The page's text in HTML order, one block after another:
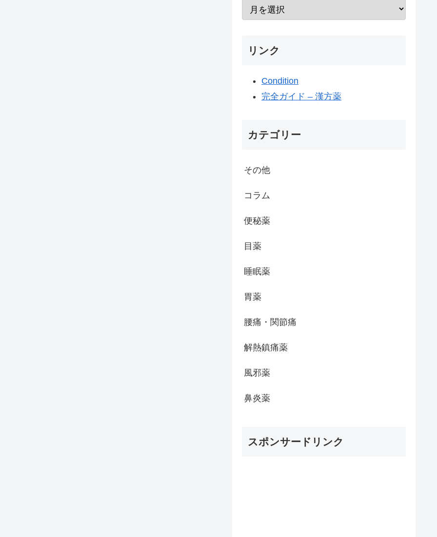
リンク
Condition
完全ガイド – 漢方薬
カテゴリー
その他
コラム
便秘薬
目薬
睡眠薬
胃薬
腰痛・関節痛
解熱鎮痛薬
風邪薬
鼻炎薬
スポンサードリンク